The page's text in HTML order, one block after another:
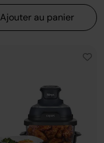
Ajouter au panier